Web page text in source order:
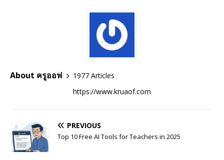
About ครูออฟ
1977 Articles
https://www.kruaof.com
PREVIOUS
Top 10 Free AI Tools for Teachers in 2025